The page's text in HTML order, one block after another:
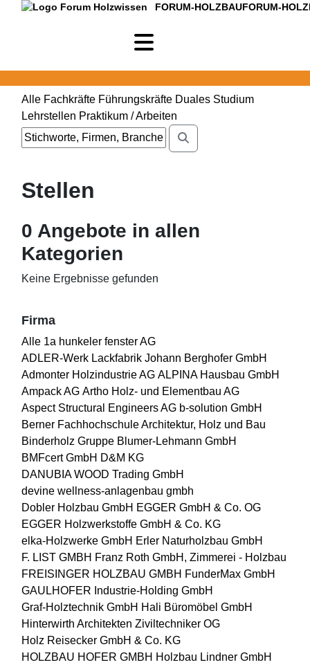
FORUM-HOLZBAUFORUM-
Alle Fachkräfte Führungskräfte Duales Studium
Lehrstellen Praktikum / Arbeiten
Stellen
0 Angebote inallen
Kategorien
Keine Ergebnisse gefunden
Firma
Alle 1a hunkeler fenster AG
ADLER-Werk Lackfabrik Johann Berghofer GmbH
Admonter Holzindustrie AG ALPINA Hausbau GmbH
Ampack AG Artho Holz- und Elementbau AG
Aspect Structural Engineers AG b-solution GmbH
Berner Fachhochschule Architektur, Holz und Bau
Binderholz Gruppe Blumer-Lehmann GmbH
BMFcert GmbH D&M KG
DANUBIA WOOD Trading GmbH
devine wellness-anlagenbau gmbh
Dobler Holzbau GmbH EGGER GmbH & Co. OG
EGGER Holzwerkstoffe GmbH & Co. KG
elka-Holzwerke GmbH Erler Naturholzbau GmbH
F. LIST GMBH Franz Roth GmbH, Zimmerei - Holzbau
FREISINGER HOLZBAU GMBH FunderMax GmbH
GAULHOFER Industrie-Holding GmbH
Graf-Holztechnik GmbH Hali Büromöbel GmbH
Hinterwirth Architekten Ziviltechniker OG
Holz Reisecker GmbH & Co. KG
HOLZBAU HOFER GMBH Holzbau Lindner GmbH